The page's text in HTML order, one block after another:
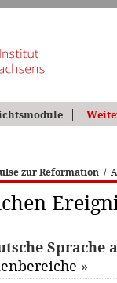
zur Reformation /
Sprache
»